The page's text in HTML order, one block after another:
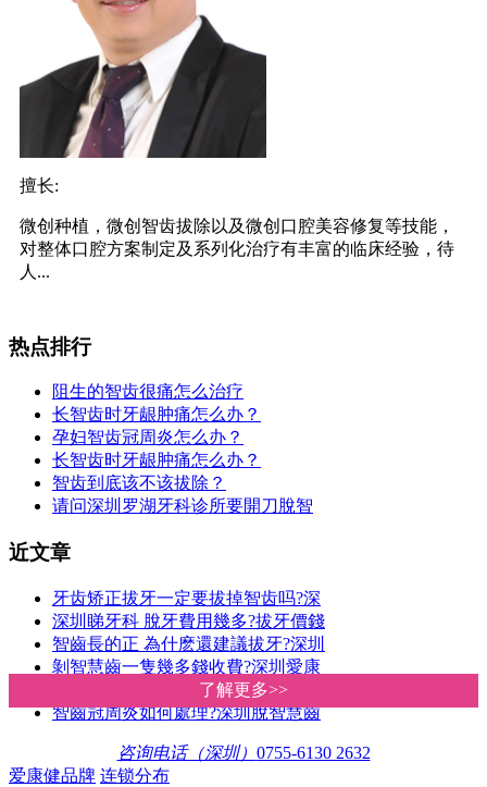
了解更多>>
了解更多>>
擅长:
微创种植，微创智齿拔除以及微创口腔美容修复等技能，
对整体口腔方案制定及系列化治疗有丰富的临床经验，待
人...
热点排行
阻生的智齿很痛怎么治疗
长智齿时牙龈肿痛怎么办？
孕妇智齿冠周炎怎么办？
长智齿时牙龈肿痛怎么办？
智齿到底该不该拔除？
请问深圳罗湖牙科诊所要開刀脫智
近文章
牙齿矫正拔牙一定要拔掉智齿吗?深
深圳睇牙科 脫牙費用幾多?拔牙價錢
智齒長的正 為什麽還建議拔牙?深圳
剝智慧齒一隻幾多錢收費?深圳愛康
智慧齒發炎好痛點算?深圳剝脫智慧
智齒冠周炎如何處理?深圳脫智慧齒
咨询电话（深圳） 0755-6130 2632
爱康健品牌 连锁分布